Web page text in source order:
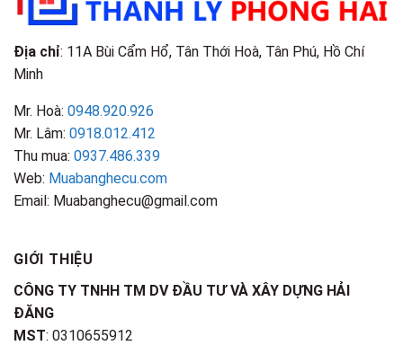
Biết
Địa chỉ: 11A Bùi Cẩm Hổ, Tân Thới Hoà, Tân Phú, Hồ Chí
Minh
Mr. Hoà: 0948.920.926
Mr. Lâm: 0918.012.412
Thu mua: 0937.486.339
Web: Muabanghecu.com
Email: Muabanghecu@gmail.com
GIỚI THIỆU
CÔNG TY TNHH TM DV ĐẦU TƯ VÀ XÂY DỰNG HẢI
ĐĂNG
MST: 0310655912